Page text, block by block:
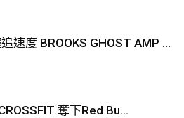
速度 BROOKS GHOST AMP ...
奪下Red Bu...